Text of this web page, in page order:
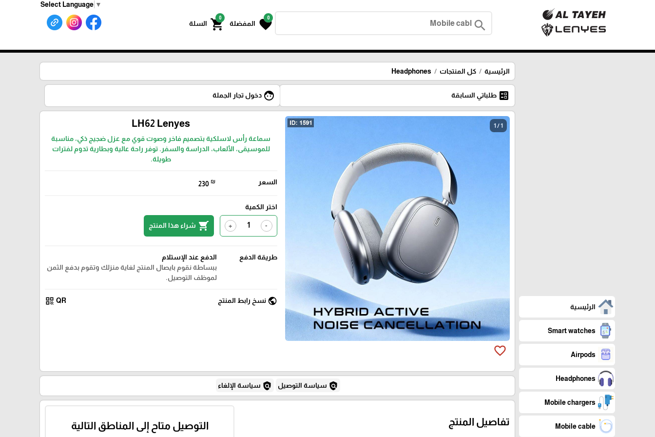
Select Language ▼
search
0
favorite المفضلة
0
shopping_cart السلة
الرئيسية
Smart watches
Airpods
Headphones
Mobile chargers
Mobile cable
الرئيسية كل المنتجات Headphones
ballot طلباتي السابقة face دخول تجار الجملة
1 / 1
favorite_border
LH62 Lenyes
سماعة رأس لاسلكية بتصميم فاخر وصوت قوي مع عزل ضجيج ذكي، مناسبة
للموسيقى، الألعاب، الدراسة والسفر. توفر راحة عالية وبطارية تدوم لفترات
طويلة.
السعر 230 ₪
اختر الكمية
-
+
shopping_cart شراء هذا المنتج
طريقة الدفع
الدفع عند الإستلام
ببساطة نقوم بايصال المنتج لغاية منزلك وتقوم بدفع الثمن
لموظف التوصيل.
public نسخ رابط المنتج QR
qr_code
policy سياسة التوصيل policy سياسة الإلغاء
تفاصيل المنتج التوصيل متاح إلى المناطق التالية